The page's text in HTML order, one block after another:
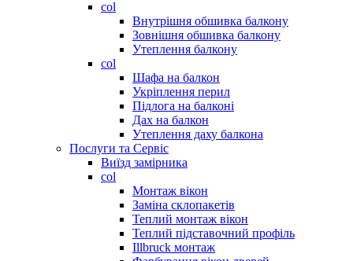
col
Внутрішня обшивка балкону
Зовнішня обшивка балкону
Утеплення балкону
col
Шафа на балкон
Укріплення перил
Підлога на балконі
Дах на балкон
Утеплення даху балкона
Послуги та Сервіс
Виїзд замірника
col
Монтаж вікон
Заміна склопакетів
Теплий монтаж вікон
Теплий підставочний профіль
Illbruck монтаж